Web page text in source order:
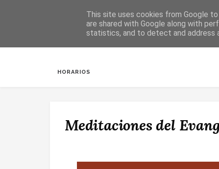
HORARIOS
Meditaciones del
This site uses cookies from Google
are shared with Google along with
statistics, and to detect and address